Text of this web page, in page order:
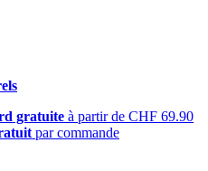
gratuite à partir de CHF 69.90
par commande